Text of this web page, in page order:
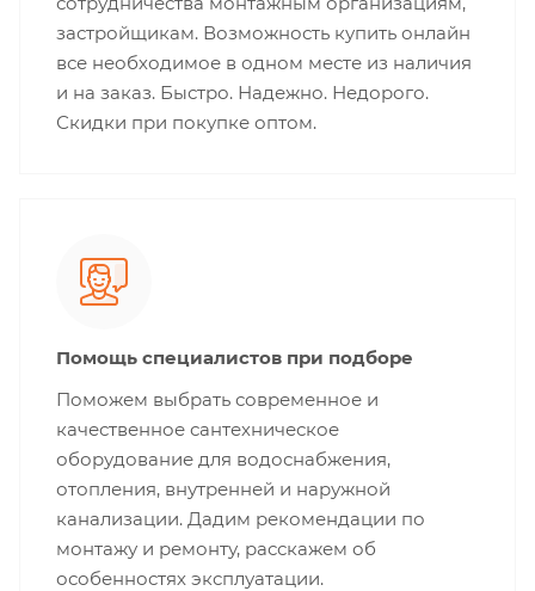
застройщикам. Возможность купить онлайн
все необходимое в одном месте из наличия
и на заказ. Быстро. Надежно. Недорого.
Скидки при покупке оптом.
Помощь специалистов при подборе
Поможем выбрать современное и
качественное сантехническое
оборудование для водоснабжения,
отопления, внутренней и наружной
канализации. Дадим рекомендации по
монтажу и ремонту, расскажем об
особенностях эксплуатации.